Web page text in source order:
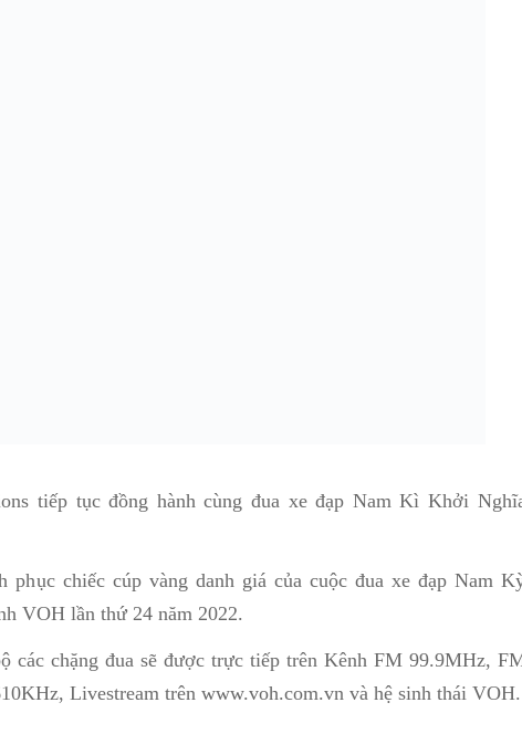
tiếp tục đồng hành cùng đua xe đạp Nam Kì Khởi
phục chiếc cúp vàng danh giá của cuộc đua xe đạp Nam
VOH lần thứ 24 năm 2022.
các chặng đua sẽ được trực tiếp trên Kênh FM 99.9MHz,
Livestream trên www.voh.com.vn và hệ sinh thái VOH.